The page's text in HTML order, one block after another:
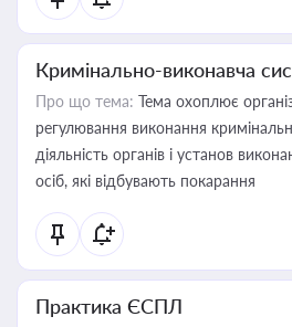
Кримінально-виконавча
Про що тема: Тема охоплює
регулювання виконання
діяльність органів і установ
осіб, які відбувають покарання
Практика ЄСПЛ